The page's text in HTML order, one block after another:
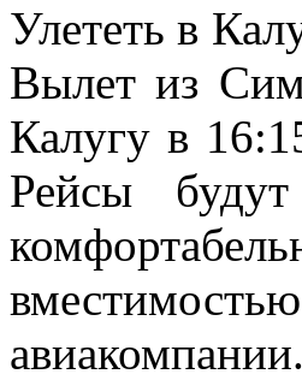
Улететь в
Вылет из
Калугу в
Рейсы
авиакомпании.